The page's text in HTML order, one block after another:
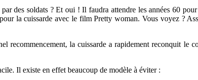
des soldats ? Et oui ! Il faudra attendre les années 60
la cuissarde avec le film Pretty woman. Vous voyez ?
recommencement, la cuissarde a rapidement reconquit
Il existe en effet beaucoup de modèle à éviter :